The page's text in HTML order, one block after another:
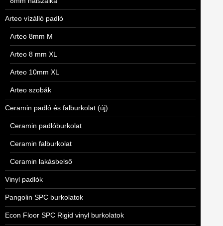
Arteo vízálló padló
Arteo 8mm M
Arteo 8 mm XL
Arteo 10mm XL
Arteo szobák
Ceramin padló és falburkolat (új)
Ceramin padlóburkolat
Ceramin falburkolat
Ceramin lakásbelső
Vinyl padlók
Pangolin SPC burkolatok
Econ Floor SPC Rigid vinyl burkolatok